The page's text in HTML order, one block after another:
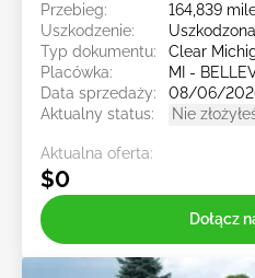
Przebieg:
164,839
Uszkodzenie:
Typ dokumentu:
Clear
Placówka:
MI -
Data sprzedaży:
08/06/
Aktualny status:
Nie
Aktualna oferta:
$0
Dołącz